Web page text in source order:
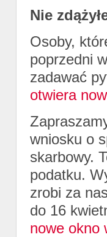
Nie
Osoby,
poprzedni
zadawać
otwiera
wniosku o
skarbowy.
podatku.
zrobi za
do 16
nowe okno